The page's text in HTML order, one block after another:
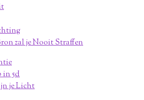
zal je Nooit Straffen
in 5d
je Licht